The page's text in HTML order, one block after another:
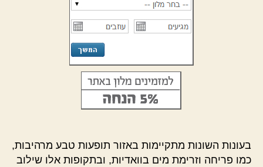
בעונות השונות מתקיימות באזור תופעות טבע מרהיבות,
כמו פריחה וזרימת מים בוואדיות, ובתקופות אלו שילוב